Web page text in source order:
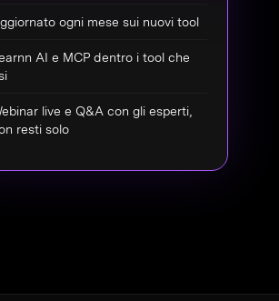
ogni mese sui nuovi tool
AI e MCP dentro i tool che
live e Q&A con gli esperti,
resti solo